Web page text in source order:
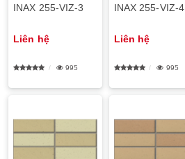
INAX 255-VIZ-3
Liên hệ
995
INAX 255-VIZ-4
Liên hệ
995